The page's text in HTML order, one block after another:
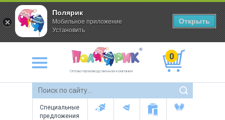
Оптово-производственная компания
0
Специальные
предложения
Полярик
Мобильное приложение
Установить
Открыть